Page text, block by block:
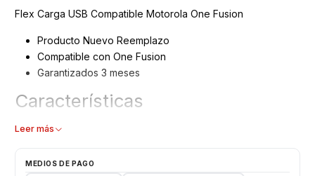
Flex Carga USB Compatible Motorola One Fusion
Producto Nuevo Reemplazo
Compatible con One Fusion
Garantizados 3 meses
Características
Flex carga - Puerto USB
Leer más
MEDIOS DE PAGO